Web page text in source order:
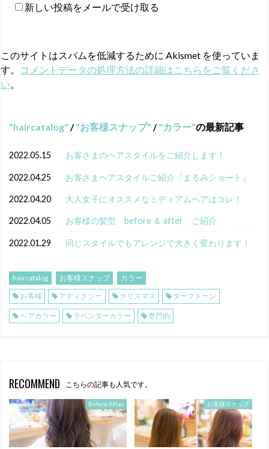
新しい投稿をメールで受け取る
このサイトはスパムを低減するために Akismet を使っていま
す。
コメントデータの処理方法の詳細はこちらをご覧くださ
い
haircatalog / お客様スナップ / カラー の最新記事
2022.05.15 お客さまのヘアスタイルをご紹介します！
2022.04.25 お客さまヘアスタイルご紹介『まるみショート』
2022.04.20 大人女子にオススメなミディアムヘアはコレ！
2022.04.05 お客様の髪型 before ＆ after ご紹介
2022.01.29 同じスタイルでもアレンジで大きく変わります！
haircatalog お客様スナップ
カラー
お客様
アディクシー クリスマス ダークトーン
ヘアカラー ラベンダーカラー 専門的
RECOMMEND こちらの記事も人気です。
Before After お客様スナップ